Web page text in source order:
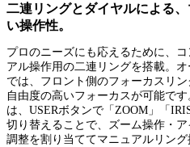
二連リングとダイヤルによる
い操作性。
プロのニーズにも応えるために、
アル操作用の二連リングを搭載。
では、フロント側のフォーカスリ
自由度の高いフォーカスが可能で
は、USERボタンで「ZOOM」「
切り替えることで、ズーム操作・
調整を割り当ててマニュアルリン